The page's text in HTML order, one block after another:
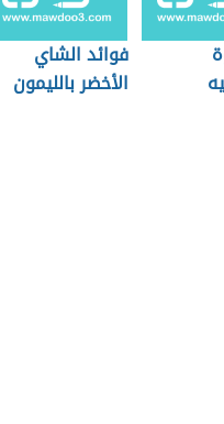
فوائد الشاي
الأخضر بالليمون